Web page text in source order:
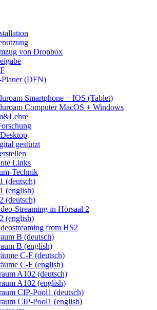
von Dropbox
(DFN)
Smartphone + IOS (Tablet)
Computer MacOS + Windows
gestützt
Links
Technik
(deutsch)
(english)
(deutsch)
Streaming in Hörsaal 2
(english)
from HS2
B (deutsch)
B (english)
C-F (deutsch)
C-F (english)
A102 (deutsch)
A102 (english)
CIP-Pool1 (deutsch)
CIP-Pool1 (english)